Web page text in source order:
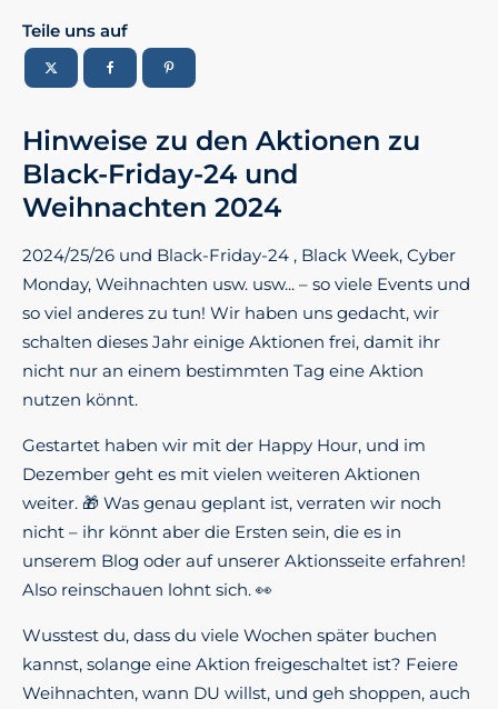
Teile uns auf
Hinweise zu den Aktionen zu
Black-Friday-24 und
Weihnachten 2024
2024/25/26 und Black-Friday-24 , Black Week, Cyber
Monday, Weihnachten usw. usw... – so viele Events und
so viel anderes zu tun! Wir haben uns gedacht, wir
schalten dieses Jahr einige Aktionen frei, damit ihr
nicht nur an einem bestimmten Tag eine Aktion
nutzen könnt.
Gestartet haben wir mit der Happy Hour, und im
Dezember geht es mit vielen weiteren Aktionen
weiter. 🎁 Was genau geplant ist, verraten wir noch
nicht – ihr könnt aber die Ersten sein, die es in
unserem Blog oder auf unserer Aktionsseite erfahren!
Also reinschauen lohnt sich. 👀
Wusstest du, dass du viele Wochen später buchen
kannst, solange eine Aktion freigeschaltet ist? Feiere
Weihnachten, wann DU willst, und geh shoppen, auch